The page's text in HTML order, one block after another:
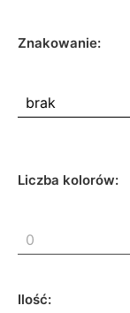
Znakowanie:
Liczba kolorów:
Ilość: